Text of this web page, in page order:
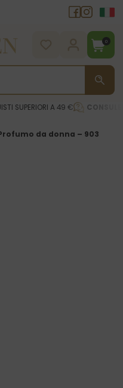
0
SUPERIORI A 49 €
da donna – 903